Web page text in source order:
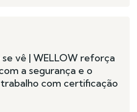
vê | WELLOW reforça
a segurança e o
com certificação